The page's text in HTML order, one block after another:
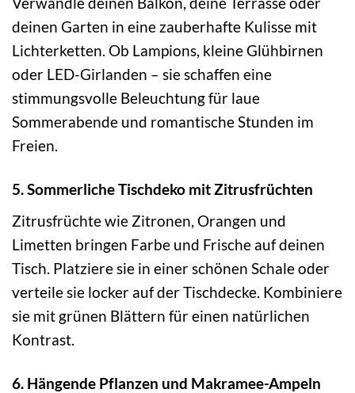
deinen Garten in eine zauberhafte Kulisse mit
Lichterketten. Ob Lampions, kleine Glühbirnen
oder LED-Girlanden – sie schaffen eine
stimmungsvolle Beleuchtung für laue
Sommerabende und romantische Stunden im
Freien.
5. Sommerliche Tischdeko mit Zitrusfrüchten
Zitrusfrüchte wie Zitronen, Orangen und
Limetten bringen Farbe und Frische auf deinen
Tisch. Platziere sie in einer schönen Schale oder
verteile sie locker auf der Tischdecke. Kombiniere
sie mit grünen Blättern für einen natürlichen
Kontrast.
6. Hängende Pflanzen und Makramee-Ampeln